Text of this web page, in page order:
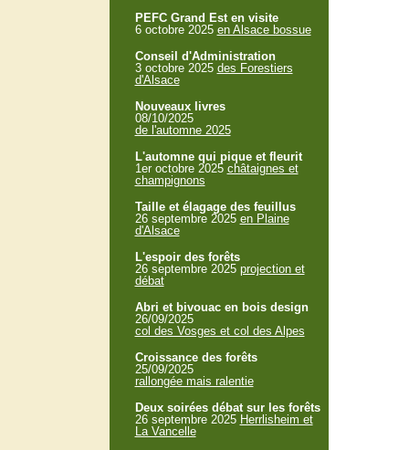
PEFC Grand Est en visite
6 octobre 2025 en Alsace bossue
Conseil d'Administration
3 octobre 2025 des Forestiers
d'Alsace
Nouveaux livres
08/10/2025
de l'automne 2025
L'automne qui pique et fleurit
1er octobre 2025 châtaignes et
champignons
Taille et élagage des feuillus
26 septembre 2025 en Plaine
d'Alsace
L'espoir des forêts
26 septembre 2025 projection et
débat
Abri et bivouac en bois design
26/09/2025
col des Vosges et col des Alpes
Croissance des forêts
25/09/2025
rallongée mais ralentie
Deux soirées débat sur les forêts
26 septembre 2025 Herrlisheim et
La Vancelle